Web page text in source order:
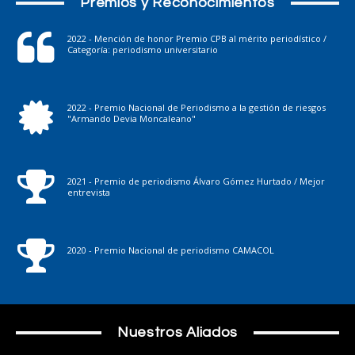
Premios y Reconocimientos
2022 - Mención de honor Premio CPB al mérito periodístico /
Categoría: periodismo universitario
2022 - Premio Nacional de Periodismo a la gestión de riesgos
"Armando Devia Moncaleano"
2021 - Premio de periodismo Álvaro Gómez Hurtado / Mejor
entrevista
2020 - Premio Nacional de periodismo CAMACOL
Nuestros Aliados